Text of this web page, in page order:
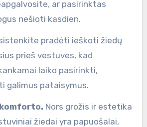
ar pasirinktas
nešioti kasdien.
pradėti ieškoti žiedų
prieš vestuves, kad
laiko pasirinkti,
galimus pataisymus.
Nors grožis ir estetika
žiedai yra papuošalai,